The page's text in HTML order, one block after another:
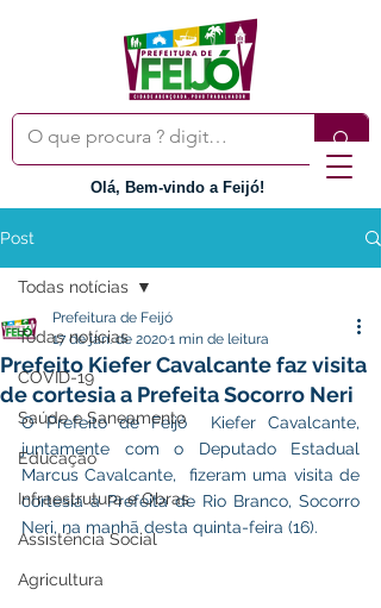
Olá, Bem-vindo a Feijó!
Post
Todas notícias
COVID-19
Saúde e Saneamento
Educação
Infraestrutura e Obras
Assistência Social
Agricultura
Todas notícias
Prefeito Kiefer Cavalcante faz visita
de cortesia a Prefeita Socorro Neri
Prefeitura de Feijó
17 de jan. de 20201 min de leitura
O Prefeito de Feijó  Kiefer Cavalcante,
juntamente com o Deputado Estadual
Marcus Cavalcante,  fizeram uma visita de
cortesia a Prefeita de Rio Branco, Socorro
Neri, na manhã desta quinta-feira (16).